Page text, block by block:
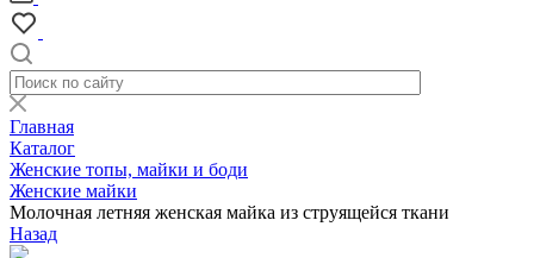
Главная
Каталог
Женские топы, майки и боди
Женские майки
Молочная летняя женская майка из струящейся ткани
Назад